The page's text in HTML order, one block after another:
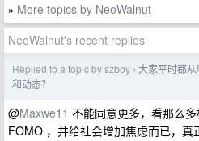
» More topics by NeoWalnut
NeoWalnut's recent replies
Replied to a topic by szboy › 大家平时都
和动态？
@Maxwe11 不能同意更多，看那么
FOMO ，并给社会增加焦虑而已，真